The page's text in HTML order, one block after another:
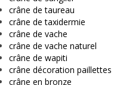
crâne de taureau
crâne de taxidermie
crâne de vache
crâne de vache naturel
crâne de wapiti
crâne décoration paillettes
crâne en bronze